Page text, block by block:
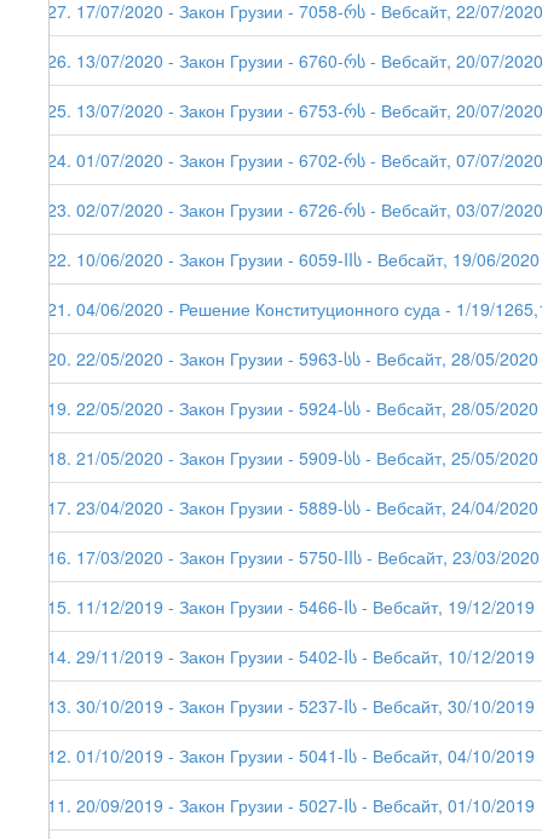
227. 17/07/2020 - Закон Грузии - 7058-რს - Вебсайт, 22/07/2020
226. 13/07/2020 - Закон Грузии - 6760-რს - Вебсайт, 20/07/2020
225. 13/07/2020 - Закон Грузии - 6753-რს - Вебсайт, 20/07/2020
224. 01/07/2020 - Закон Грузии - 6702-რს - Вебсайт, 07/07/2020
223. 02/07/2020 - Закон Грузии - 6726-რს - Вебсайт, 03/07/2020
222. 10/06/2020 - Закон Грузии - 6059-IIს - Вебсайт, 19/06/2020
221. 04/06/2020 - Решение Конституционного суда - 1/19/
220. 22/05/2020 - Закон Грузии - 5963-სს - Вебсайт, 28/05/2020
219. 22/05/2020 - Закон Грузии - 5924-სს - Вебсайт, 28/05/2020
218. 21/05/2020 - Закон Грузии - 5909-სს - Вебсайт, 25/05/2020
217. 23/04/2020 - Закон Грузии - 5889-სს - Вебсайт, 24/04/2020
216. 17/03/2020 - Закон Грузии - 5750-IIს - Вебсайт, 23/03/2020
215. 11/12/2019 - Закон Грузии - 5466-Iს - Вебсайт, 19/12/2019
214. 29/11/2019 - Закон Грузии - 5402-Iს - Вебсайт, 10/12/2019
213. 30/10/2019 - Закон Грузии - 5237-Iს - Вебсайт, 30/10/2019
212. 01/10/2019 - Закон Грузии - 5041-Iს - Вебсайт, 04/10/2019
211. 20/09/2019 - Закон Грузии - 5027-Iს - Вебсайт, 01/10/2019